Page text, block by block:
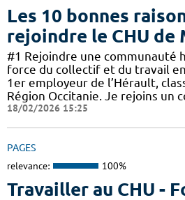
Les 10 bonnes
rejoindre le CHU
#1 Rejoindre une communauté
force du collectif et du travail
1er employeur de l’Hérault,
Région Occitanie. Je rejoins un
18/02/2026 15:25
PAGES
relevance: 100%
Travailler au CHU -